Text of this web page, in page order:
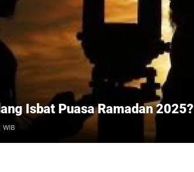
Isbat Puasa Ramadan 2025?
WIB